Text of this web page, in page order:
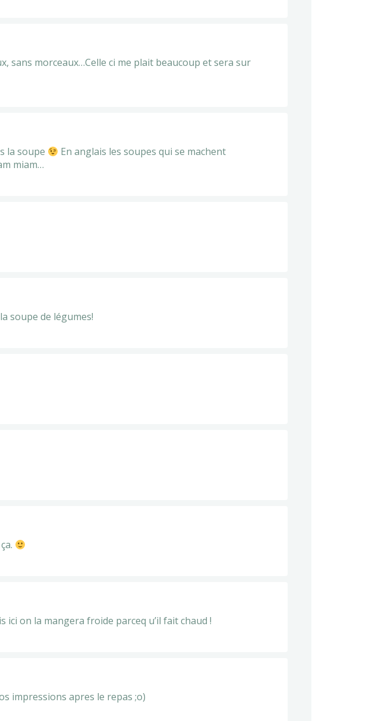
sans morceaux…Celle ci me plait beaucoup et sera sur
la soupe
En anglais les soupes qui se machent
miam…
soupe de légumes!
ici on la mangera froide parceq u’il fait chaud !
impressions apres le repas ;o)